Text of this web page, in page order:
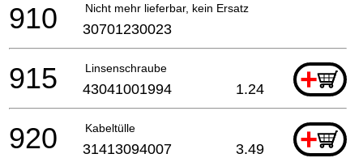
Nicht mehr lieferbar, kein Ersatz
910 30701230023
Linsenschraube +
915 43041001994 1.24
Kabeltülle +
920 31413094007 3.49